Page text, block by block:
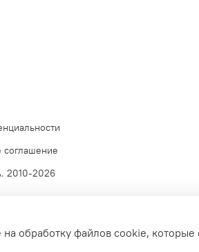
соглашение
2010-2026
обработку файлов cookie,